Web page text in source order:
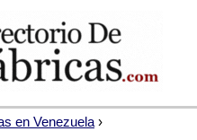
en Venezuela ›